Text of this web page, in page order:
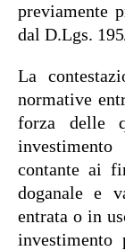
previamente
dal D.Lgs.
La
normative
forza delle
contante ai
doganale e
entrata o in